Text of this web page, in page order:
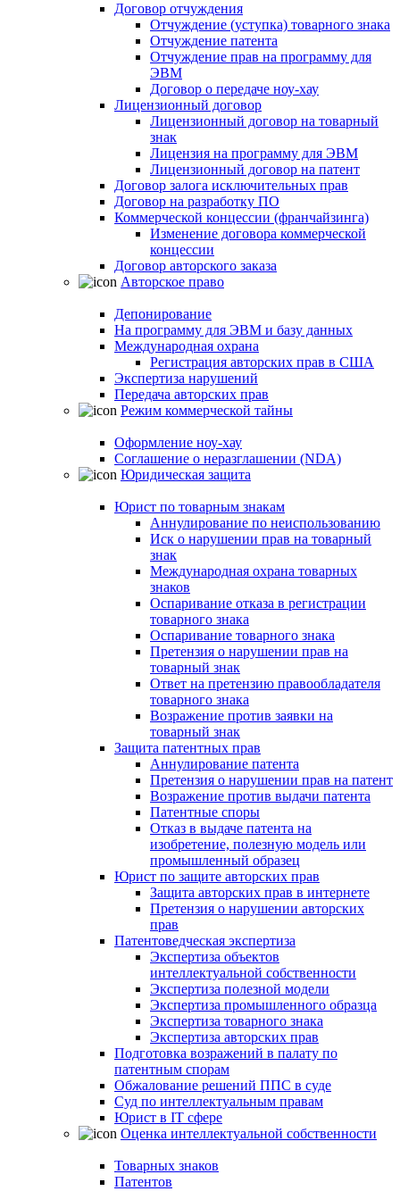
Договор отчуждения
Отчуждение (уступка) товарного знака
Отчуждение патента
Отчуждение прав на программу для
ЭВМ
Договор о передаче ноу-хау
Лицензионный договор
Лицензионный договор на товарный
знак
Лицензия на программу для ЭВМ
Лицензионный договор на патент
Договор залога исключительных прав
Договор на разработку ПО
Коммерческой концессии (франчайзинга)
Изменение договора коммерческой
концессии
Договор авторского заказа
Авторское право
Депонирование
На программу для ЭВМ и базу данных
Международная охрана
Регистрация авторских прав в США
Экспертиза нарушений
Передача авторских прав
Режим коммерческой тайны
Оформление ноу-хау
Соглашение о неразглашении (NDA)
Юридическая защита
Юрист по товарным знакам
Аннулирование по неиспользованию
Иск о нарушении прав на товарный
знак
Международная охрана товарных
знаков
Оспаривание отказа в регистрации
товарного знака
Оспаривание товарного знака
Претензия о нарушении прав на
товарный знак
Ответ на претензию правообладателя
товарного знака
Возражение против заявки на
товарный знак
Защита патентных прав
Аннулирование патента
Претензия о нарушении прав на патент
Возражение против выдачи патента
Патентные споры
Отказ в выдаче патента на
изобретение, полезную модель или
промышленный образец
Юрист по защите авторских прав
Защита авторских прав в интернете
Претензия о нарушении авторских
прав
Патентоведческая экспертиза
Экспертиза объектов
интеллектуальной собственности
Экспертиза полезной модели
Экспертиза промышленного образца
Экспертиза товарного знака
Экспертиза авторских прав
Подготовка возражений в палату по
патентным спорам
Обжалование решений ППС в суде
Суд по интеллектуальным правам
Юрист в IT сфере
Оценка интеллектуальной собственности
Товарных знаков
Патентов